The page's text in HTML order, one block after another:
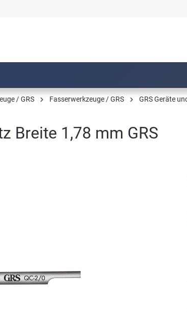
/ GRS Fasserwerkzeuge / GRS GRS Geräte
Breite 1,78 mm GRS